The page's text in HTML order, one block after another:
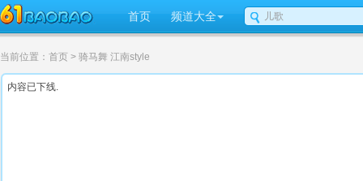
首页 频道大全
当前位置： 首页 > 骑马舞 江南style
内容已下线.